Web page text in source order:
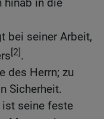
hinab in die
bei seiner Arbeit,
[2].
des Herrn; zu
Sicherheit.
ist seine feste